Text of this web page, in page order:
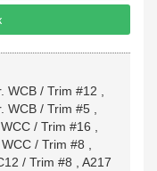
WCB / Trim #12
WCB / Trim #5
/ Trim #16
/ Trim #8
/ Trim #8
A217